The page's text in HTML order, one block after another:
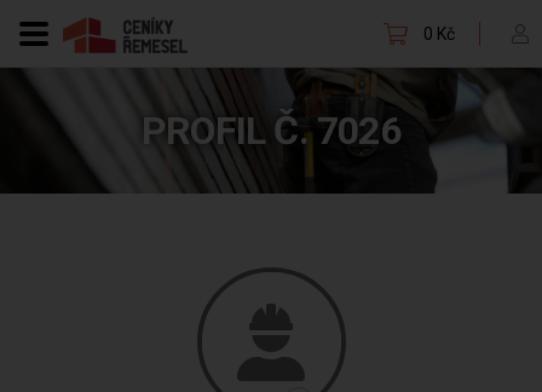
0 Kč
PROFIL Č. 7026